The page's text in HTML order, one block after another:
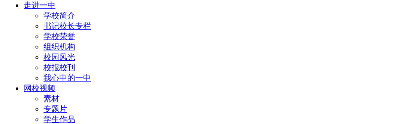
走进一中
学校简介
书记校长专栏
学校荣誉
组织机构
校园风光
校报校刊
我心中的一中
网校视频
素材
专题片
学生作品